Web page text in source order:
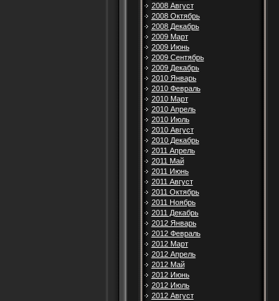
2008 Август
2008 Октябрь
2008 Декабрь
2009 Март
2009 Июнь
2009 Сентябрь
2009 Декабрь
2010 Январь
2010 Февраль
2010 Март
2010 Апрель
2010 Июль
2010 Август
2010 Декабрь
2011 Апрель
2011 Май
2011 Июнь
2011 Август
2011 Октябрь
2011 Ноябрь
2011 Декабрь
2012 Январь
2012 Февраль
2012 Март
2012 Апрель
2012 Май
2012 Июнь
2012 Июль
2012 Август